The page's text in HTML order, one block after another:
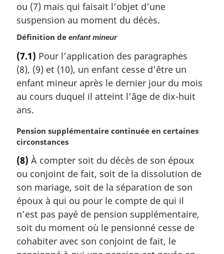
g
i
n
l
e
:
ou (7) mais qui faisait l’objet d’une
suspension au moment du décès.
Définition de enfant mineur
(7.1) Pour l’application des paragraphes
(8), (9) et (10), un enfant cesse d’être un
enfant mineur après le dernier jour du mois
au cours duquel il atteint l’âge de dix-huit
ans.
N
o
e
m
a
r
i
n
a
l
Pension supplémentaire continuée en certaines
circonstances
(8) À compter soit du décès de son époux
ou conjoint de fait, soit de la dissolution de
son mariage, soit de la séparation de son
époux à qui ou pour le compte de qui il
n’est pas payé de pension supplémentaire,
soit du moment où le pensionné cesse de
cohabiter avec son conjoint de fait, le